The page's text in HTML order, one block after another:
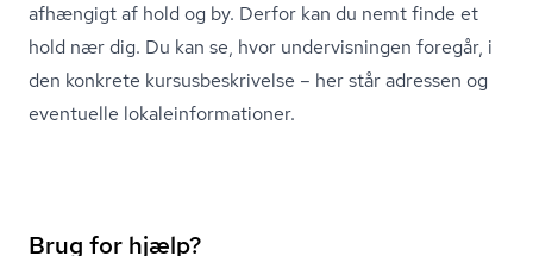
afhængigt af hold og by. Derfor kan du nemt finde et
hold nær dig. Du kan se, hvor undervisningen foregår, i
den konkrete kur­sus­be­skri­vel­se – her står adressen og
eventuelle lo­ka­le­in­for­ma­tio­ner.
Brug for hjælp?